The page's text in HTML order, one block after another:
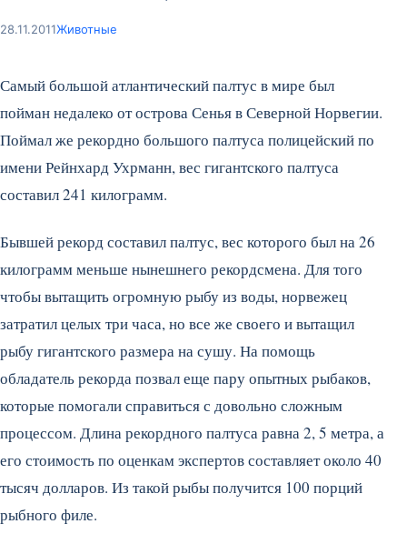
28.11.2011Животные
Самый большой атлантический палтус в мире был
пойман недалеко от острова Сенья в Северной Норвегии.
Поймал же рекордно большого палтуса полицейский по
имени Рейнхард Ухрманн, вес гигантского палтуса
составил 241 килограмм.
Бывшей рекорд составил палтус, вес которого был на 26
килограмм меньше нынешнего рекордсмена. Для того
чтобы вытащить огромную рыбу из воды, норвежец
затратил целых три часа, но все же своего и вытащил
рыбу гигантского размера на сушу. На помощь
обладатель рекорда позвал еще пару опытных рыбаков,
которые помогали справиться с довольно сложным
процессом. Длина рекордного палтуса равна 2, 5 метра, а
его стоимость по оценкам экспертов составляет около 40
тысяч долларов. Из такой рыбы получится 100 порций
рыбного филе.